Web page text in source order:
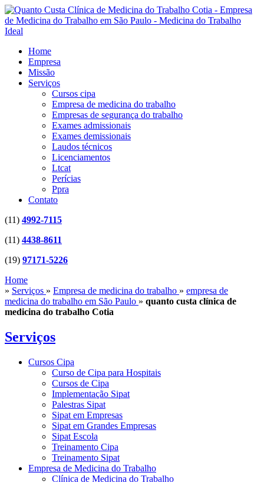
Home
Empresa
Missão
Serviços
Cursos cipa
Empresa de medicina do trabalho
Empresas de segurança do trabalho
Exames admissionais
Exames demissionais
Laudos técnicos
Licenciamentos
Ltcat
Perícias
Ppra
Contato
(11) 4992-7115
(11) 4438-8611
(19) 97171-5226
Home
» Serviços » Empresa de medicina do trabalho » empresa de
medicina do trabalho em São Paulo » quanto custa clínica de
medicina do trabalho Cotia
Serviços
Cursos Cipa
Curso de Cipa para Hospitais
Cursos de Cipa
Implementação Sipat
Palestras Sipat
Sipat em Empresas
Sipat em Grandes Empresas
Sipat Escola
Treinamento Cipa
Treinamento Sipat
Empresa de Medicina do Trabalho
Clínica de Medicina do Trabalho